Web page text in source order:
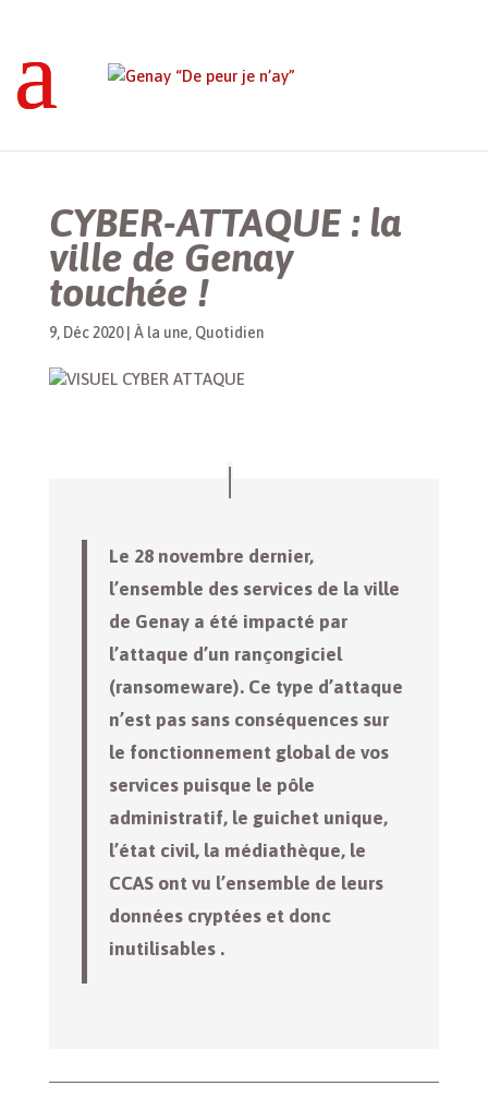
CYBER-ATTAQUE : la
ville de Genay
touchée !
9, Déc 2020| À la une, Quotidien
Le 28 novembre dernier,
l’ensemble des services de la ville
de Genay a été impacté par
l’attaque d’un rançongiciel
(ransomeware). Ce type d’attaque
n’est pas sans conséquences sur
le fonctionnement global de vos
services puisque le pôle
administratif, le guichet unique,
l’état civil, la médiathèque, le
CCAS ont vu l’ensemble de leurs
données cryptées et donc
inutilisables .